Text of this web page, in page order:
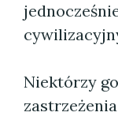
Niektórzy